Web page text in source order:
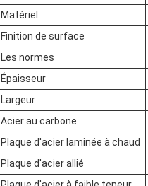
Matériel
Finition de surface
Les normes
Épaisseur
Largeur
Acier au carbone
Plaque d'acier laminée à chaud
Plaque d'acier allié